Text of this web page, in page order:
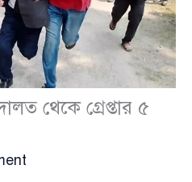
থেকে গ্রেপ্তার ৫